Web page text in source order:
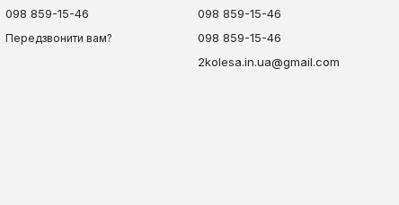
098 859-15-46
Передзвонити вам?
098 859-15-46
098 859-15-46
2kolesa.in.ua@gmail.com